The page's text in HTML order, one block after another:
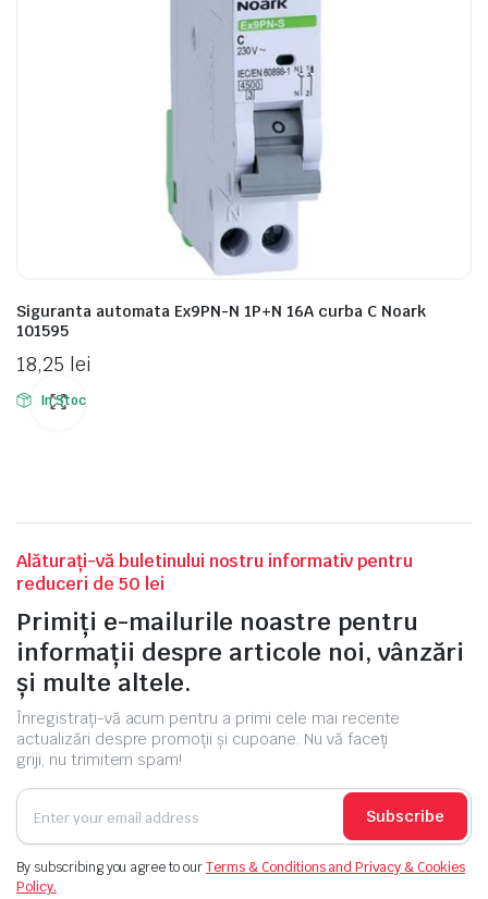
Siguranta automata Ex9PN-N 1P+N 16A curba C Noark
101595
18,25 lei
In Stoc
Alăturați-vă buletinului nostru informativ pentru
reduceri de 50 lei
Primiți e-mailurile noastre pentru
informații despre articole noi, vânzări
și multe altele.
Înregistrați-vă acum pentru a primi cele mai recente
actualizări despre promoții și cupoane. Nu vă faceți
griji, nu trimitem spam!
Subscribe
By subscribing you agree to ourTerms & Conditions and Privacy & Cookies
Policy.